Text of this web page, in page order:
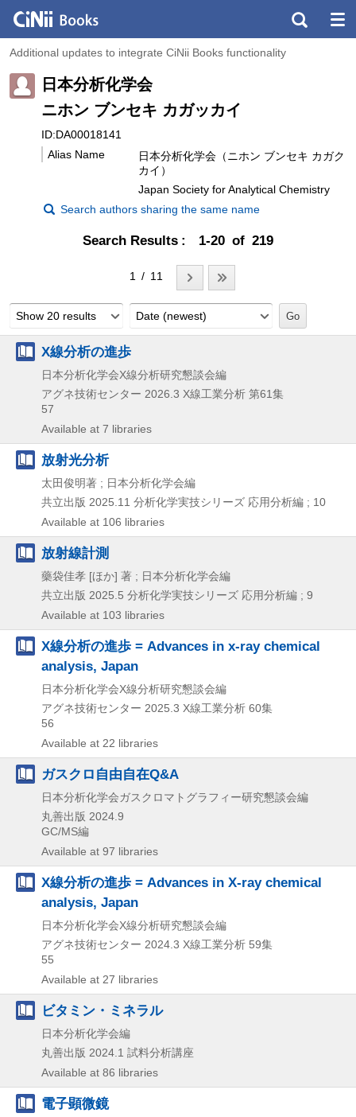
Additional updates to integrate CiNii Books functionality
日本分析化学会
ニホン ブンセキ カガッカイ
ID:DA00018141
Alias Name
日本分析化学会（ニホン ブンセキ カガク
カイ）
Japan Society for Analytical Chemistry
Search authors sharing the same name
Search Results 1-20 of 219
1 / 11
Show 20 results Date (newest)
X線分析の進歩
日本分析化学会X線分析研究懇談会編
アグネ技術センター 2026.3 X線工業分析 第61集
57
Available at 7 libraries
放射光分析
太田俊明著 ; 日本分析化学会編
共立出版 2025.11 分析化学実技シリーズ 応用分析編 ; 10
Available at 106 libraries
放射線計測
藥袋佳孝 [ほか] 著 ; 日本分析化学会編
共立出版 2025.5 分析化学実技シリーズ 応用分析編 ; 9
Available at 103 libraries
X線分析の進歩 = Advances in x-ray chemical
analysis, Japan
日本分析化学会X線分析研究懇談会編
アグネ技術センター 2025.3 X線工業分析 60集
56
Available at 22 libraries
ガスクロ自由自在Q&A
日本分析化学会ガスクロマトグラフィー研究懇談会編
丸善出版 2024.9
GC/MS編
Available at 97 libraries
X線分析の進歩 = Advances in X-ray chemical
analysis, Japan
日本分析化学会X線分析研究懇談会編
アグネ技術センター 2024.3 X線工業分析 59集
55
Available at 27 libraries
ビタミン・ミネラル
日本分析化学会編
丸善出版 2024.1 試料分析講座
Available at 86 libraries
電子顕微鏡